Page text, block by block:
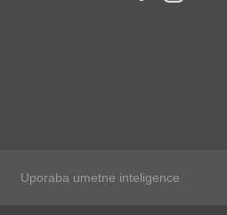
Uporaba umetne inteligence